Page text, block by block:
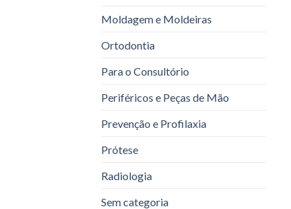
Moldagem e Moldeiras
Ortodontia
Para o Consultório
Periféricos e Peças de Mão
Prevenção e Profilaxia
Prótese
Radiologia
Sem categoria